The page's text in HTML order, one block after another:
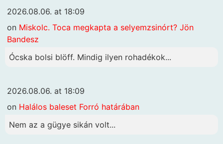
2026.08.06. at 18:09
on Miskolc. Toca megkapta a selyemzsinórt? Jön
Bandesz
Ócska bolsi blöff. Mindig ilyen rohadékok...
2026.08.06. at 18:09
on Halálos baleset Forró határában
Nem az a gügye sikán volt...